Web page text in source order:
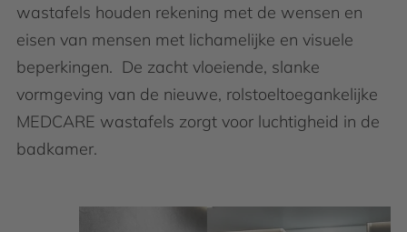
wastafels houden rekening met de wensen en
eisen van mensen met lichamelijke en visuele
beperkingen. De zacht vloeiende, slanke
vormgeving van de nieuwe, rolstoeltoegankelijke
MEDCARE wastafels zorgt voor luchtigheid in de
badkamer.